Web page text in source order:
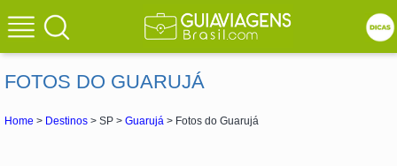
FOTOS DO GUARUJÁ
Home > Destinos > SP > Guarujá > Fotos do Guarujá